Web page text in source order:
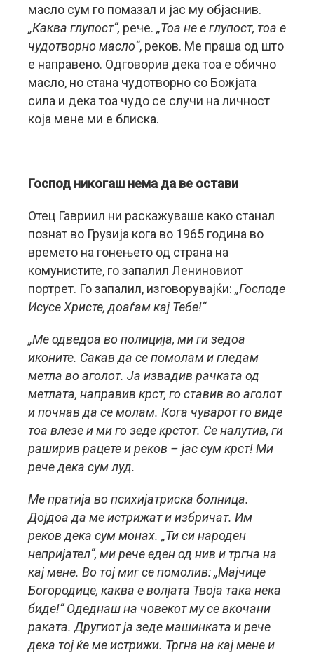
масло сум го помазал и јас му објаснив.
„Каква глупост“, рече. „Тоа не е глупост, тоа е
чудотворно масло“, реков. Ме праша од што
е направено. Одговорив дека тоа е обично
масло, но стана чудотворно со Божјата
сила и дека тоа чудо се случи на личност
која мене ми е блиска.
Господ никогаш нема да ве остави
Отец Гавриил ни раскажуваше како станал
познат во Грузија кога во 1965 година во
времето на гонењето од страна на
комунистите, го запалил Лениновиот
портрет. Го запалил, изговорувајќи: „Господе
Исусе Христе, доаѓам кај Тебе!“
„Ме одведоа во полиција, ми ги зедоа
иконите. Сакав да се помолам и гледам
метла во аголот. Ја извадив рачката од
метлата, направив крст, го ставив во аголот
и почнав да се молам. Кога чуварот го виде
тоа влезе и ми го зеде крстот. Се налутив, ги
раширив рацете и реков – јас сум крст! Ми
рече дека сум луд.
Ме пратија во психијатриска болница.
Дојдоа да ме истрижат и избричат. Им
реков дека сум монах. „Ти си народен
непријател“, ми рече еден од нив и тргна на
кај мене. Во тој миг се помолив: „Мајчице
Богородице, каква е волјата Твоја така нека
биде!“ Одеднаш на човекот му се вкочани
раката. Другиот ја зеде машинката и рече
дека тој ќе ме истрижи. Тргна на кај мене и